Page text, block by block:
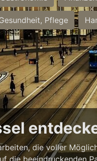
Pflege
die voller